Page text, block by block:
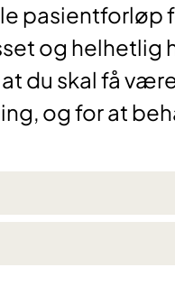
pasientforløp
og helhetlig
du skal få
og for at